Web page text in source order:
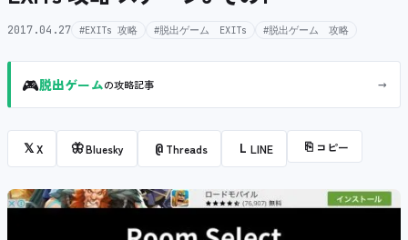
2017.04.27 #EXITs 攻略 #脱出ゲーム EXITs #脱出ゲーム 攻略
🎮脱出ゲームの攻略記事 →
𝕏X 🦋Bluesky @ Threads L LINE ⎘ コピー